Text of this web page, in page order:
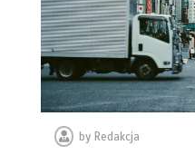
byRedakcja